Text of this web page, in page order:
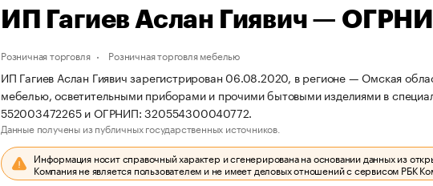
ИП Гагиев Аслан Гиявич —
Розничная торговля Розничная торговля мебелью
ИП Гагиев Аслан Гиявич зарегистрирован 06.08.2020, в регионе — Омская
мебелью, осветительными приборами и прочими бытовыми изделиями в
552003472265 и ОГРНИП: 320554300040772.
Данные получены из публичных государственных источников.
Информация носит справочный характер и сгенерирована на основании данных из
Компания не является пользователем и не имеет деловых отношений с сервисом РБК